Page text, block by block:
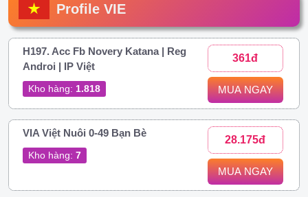
Profile VIE
H197. Acc Fb Novery Katana | Reg
Androi | IP Việt
Kho hàng: 1.818
361đ
MUA NGAY
VIA Việt Nuôi 0-49 Bạn Bè
Kho hàng: 7
28.175đ
MUA NGAY